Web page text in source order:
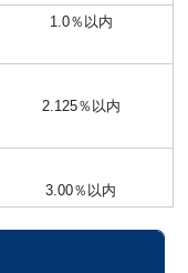
1.0％以内
2.125％以内
3.00％以内